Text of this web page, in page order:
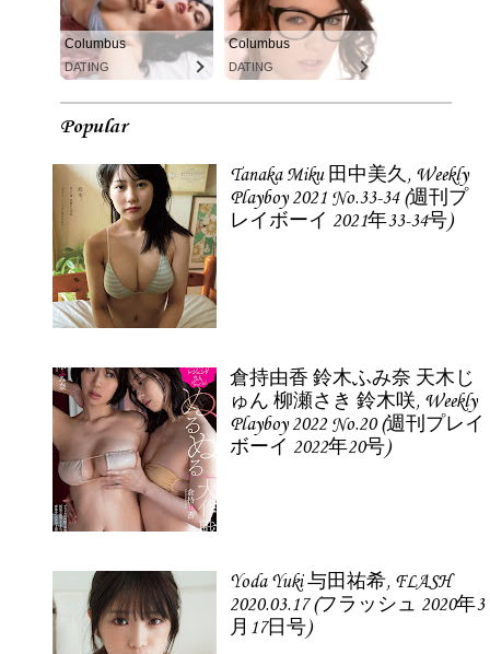
Columbus
DATING
Columbus
DATING
Popular
Tanaka Miku 田中美久, Weekly
Playboy 2021 No.33-34 (週刊プ
レイボーイ 2021年33-34号)
倉持由香 鈴木ふみ奈 天木じ
ゅん 柳瀬さき 鈴木咲, Weekly
Playboy 2022 No.20 (週刊プレイ
ボーイ 2022年20号)
Yoda Yuki 与田祐希, FLASH
2020.03.17 (フラッシュ 2020年3
月17日号)